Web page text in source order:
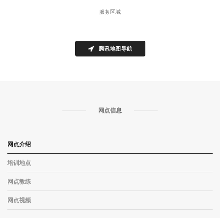
服务区域
腾讯地图导航
网点信息
网点介绍
培训地点
网点教练
网点视频